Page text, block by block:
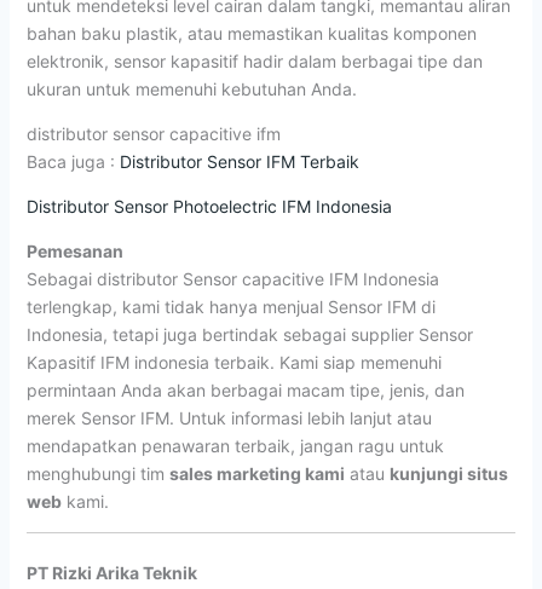
untuk mendeteksi level cairan dalam tangki, memantau aliran
bahan baku plastik, atau memastikan kualitas komponen
elektronik, sensor kapasitif hadir dalam berbagai tipe dan
ukuran untuk memenuhi kebutuhan Anda.
distributor sensor capacitive ifm
Baca juga : Distributor Sensor IFM Terbaik
Distributor Sensor Photoelectric IFM Indonesia
Pemesanan
Sebagai distributor Sensor capacitive IFM Indonesia
terlengkap, kami tidak hanya menjual Sensor IFM di
Indonesia, tetapi juga bertindak sebagai supplier Sensor
Kapasitif IFM indonesia terbaik. Kami siap memenuhi
permintaan Anda akan berbagai macam tipe, jenis, dan
merek Sensor IFM. Untuk informasi lebih lanjut atau
mendapatkan penawaran terbaik, jangan ragu untuk
menghubungi tim sales marketing kami atau kunjungi situs
webkami.
PT Rizki Arika Teknik